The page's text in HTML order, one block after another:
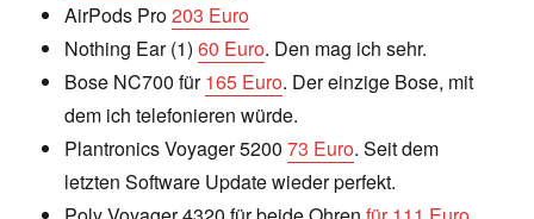
AirPods Pro203 Euro
Nothing Ear (1)60 Euro. Den mag ich sehr.
Bose NC700 für165 Euro. Der einzige Bose, mit
dem ich telefonieren würde.
Plantronics Voyager 520073 Euro. Seit dem
letzten Software Update wieder perfekt.